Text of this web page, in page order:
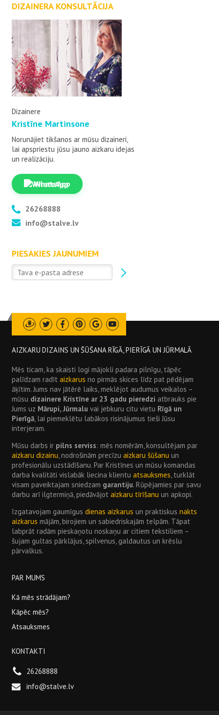
DIZAINERA KONSULTĀCIJA
Dizainere
Kristīne Martinsone
Norunājiet tikšanos ar mūsu dizaineri,
lai apspriestu jūsu jauno aizkaru idejas
un realizāciju.
WhatsApp
26268888
info@stalve.lv
PIESAKIES JAUNUMIEM
Draugiem
TwitterFacebookPinterest
GoogleYoutube
AIZKARU DIZAINS UN ŠŪŠANA RĪGĀ, PIERĪGĀ UN JŪRMALĀ
Mēs ticam, ka skaisti logi mājokli padara pilnīgu, tāpēc
palīdzam radītaizkarus no pirmās skices līdz pat pēdējam
āķītim. Jums nav jātērē laiks, meklējot audumus veikalos –
mūsu dizainere Kristīne ar 23 gadu pieredzi atbrauks pie
Jums uz Mārupi, Jūrmalu vai jebkuru citu vietu Rīgā un
Pierīgā, lai piemeklētu labākos risinājumus tieši Jūsu
interjeram.
Mūsu darbs ir pilns serviss: mēs nomērām, konsultējam par
aizkaru dizainu, nodrošinām precīzuaizkaru šūšanu un
profesionālu uzstādīšanu. Par Kristīnes un mūsu komandas
darba kvalitāti vislabāk liecina klientuatsauksmes, turklāt
visam paveiktajam sniedzam garantiju. Rūpējamies par savu
darbu arī ilgtermiņā, piedāvājotaizkaru tīrīšanu un apkopi.
Izgatavojam gaumīgusdienas aizkarus un praktiskusnakts
aizkarus mājām, birojiem un sabiedriskajām telpām. Tāpat
labprāt radām pieskaņotu noskaņu ar citiem tekstiliem –
šujam gultas pārklājus, spilvenus, galdautus un krēslu
pārvalkus.
PAR MUMS
Kā mēs strādājam?
Kāpēc mēs?
Atsauksmes
KONTAKTI
26268888
info@stalve.lv